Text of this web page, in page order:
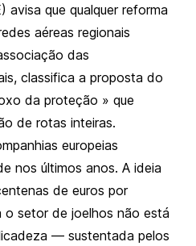
avisa que qualquer reforma
aéreas regionais
das
classifica a proposta do
da proteção » que
de rotas inteiras.
europeias
nos últimos anos. A ideia
de euros por
o setor de joelhos não está
— sustentada pelos